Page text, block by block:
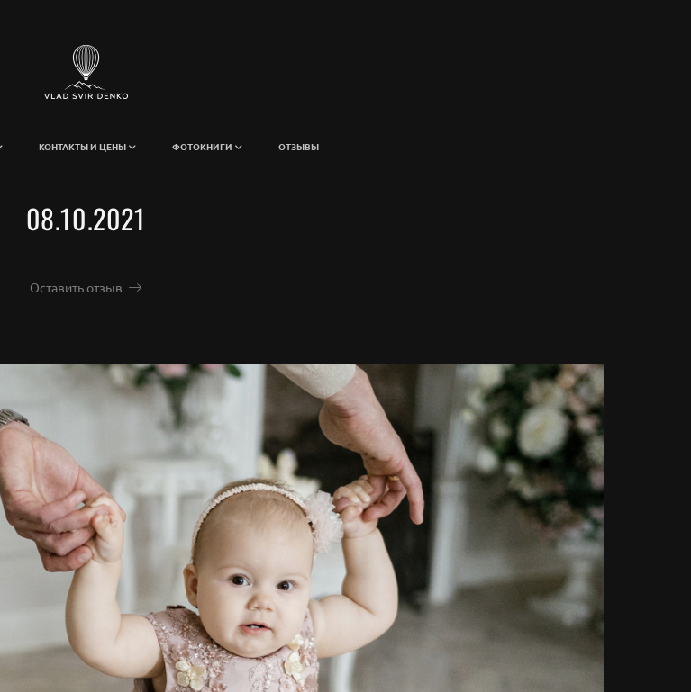
КОНТАКТЫ И ЦЕНЫ ФОТОКНИГИ ОТЗЫВЫ
08.10.2021
Оставить отзыв